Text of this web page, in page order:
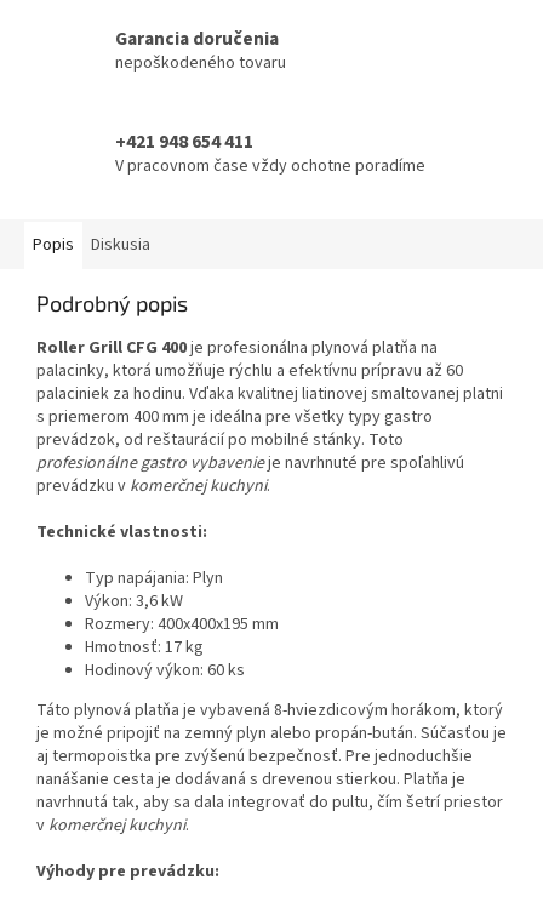
Garancia doručenia
nepoškodeného tovaru
+421 948 654 411
V pracovnom čase vždy ochotne poradíme
Popis Diskusia
Podrobný popis
Roller Grill CFG 400je profesionálna plynová platňa na
palacinky, ktorá umožňuje rýchlu a efektívnu prípravu až 60
palaciniek za hodinu. Vďaka kvalitnej liatinovej smaltovanej platni
s priemerom 400 mm je ideálna pre všetky typy gastro
prevádzok, od reštaurácií po mobilné stánky. Toto
profesionálne gastro vybavenieje navrhnuté pre spoľahlivú
prevádzku v komerčnej kuchyni.
Technické vlastnosti:
Typ napájania: Plyn
Výkon: 3,6 kW
Rozmery: 400x400x195 mm
Hmotnosť: 17 kg
Hodinový výkon: 60 ks
Táto plynová platňa je vybavená 8-hviezdicovým horákom, ktorý
je možné pripojiť na zemný plyn alebo propán-bután. Súčasťou je
aj termopoistka pre zvýšenú bezpečnosť. Pre jednoduchšie
nanášanie cesta je dodávaná s drevenou stierkou. Platňa je
navrhnutá tak, aby sa dala integrovať do pultu, čím šetrí priestor
v komerčnej kuchyni.
Výhody pre prevádzku: